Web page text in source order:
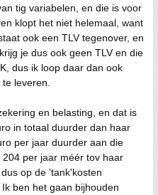
tig variabelen, en die is voor
klopt het niet helemaal, want
ook een TLV tegenover, en
je dus ook geen TLV en die
dus ik loop daar dan ook
leveren.
en belasting, en dat is
in totaal duurder dan haar
per jaar duurder aan die
per jaar méér tov haar
op de 'tank'kosten
ben het gaan bijhouden